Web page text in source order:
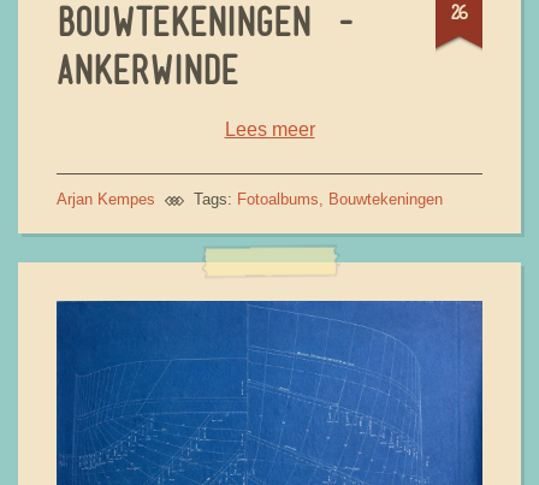
26
BOUWTEKENINGEN -
ANKERWINDE
Lees meer
Arjan Kempes Tags: Fotoalbums Bouwtekeningen